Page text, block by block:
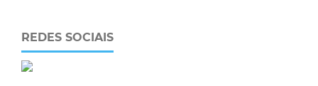
REDES SOCIAIS